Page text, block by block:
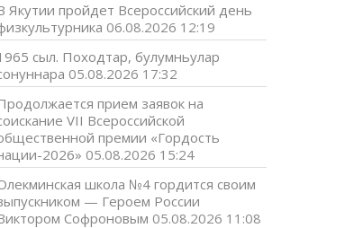
Якутии пройдет Всероссийский день
06.08.2026 12:19
сыл. Походтар, булумньулар
05.08.2026 17:32
прием заявок на
VII Всероссийской
премии «Гордость
2026» 05.08.2026 15:24
школа №4 гордится своим
— Героем России
Софроновым 05.08.2026 11:08